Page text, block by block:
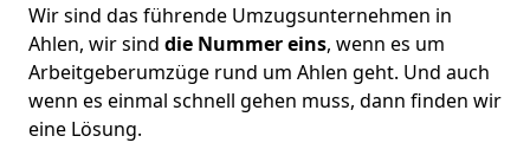
Wir sind das führende Umzugsunternehmen in
Ahlen, wir sind die Nummer eins, wenn es um
Arbeitgeberumzüge rund um Ahlen geht. Und auch
wenn es einmal schnell gehen muss, dann finden wir
eine Lösung.